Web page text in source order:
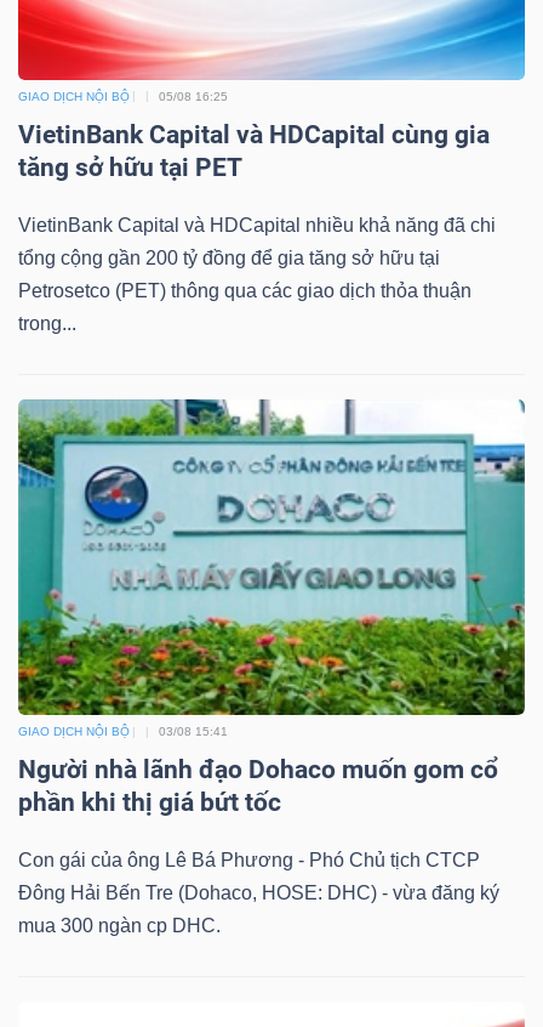
GIAO DỊCH NỘI BỘ 05/08 16:25
VietinBank Capital và HDCapital cùng gia
tăng sở hữu tại PET
VietinBank Capital và HDCapital nhiều khả năng đã chi
tổng cộng gần 200 tỷ đồng để gia tăng sở hữu tại
Petrosetco (PET) thông qua các giao dịch thỏa thuận
trong...
GIAO DỊCH NỘI BỘ 03/08 15:41
Người nhà lãnh đạo Dohaco muốn gom cổ
phần khi thị giá bứt tốc
Con gái của ông Lê Bá Phương - Phó Chủ tịch CTCP
Đông Hải Bến Tre (Dohaco, HOSE: DHC) - vừa đăng ký
mua 300 ngàn cp DHC.
đạo
(-)
Tất cả Người nội bộ
Tin
(-)
Bài
tác
giả
(-)
cáo
phân
tích
(-)
Thuật
ngữ
(-)
Dịch